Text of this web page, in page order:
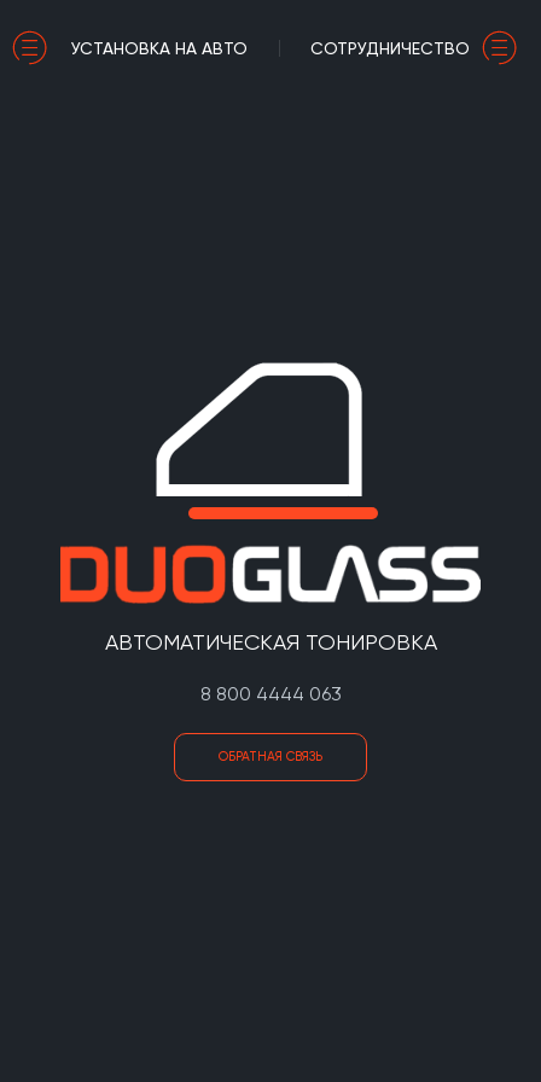
УСТАНОВКА НА АВТО СОТРУДНИЧЕСТВО
АВТОМАТИЧЕСКАЯ ТОНИРОВКА
8 800 4444 063
ОБРАТНАЯ СВЯЗЬ